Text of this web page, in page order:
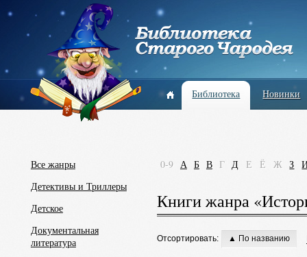
Библиотека Новинки
Все жанры
Детективы и Триллеры
Детское
Документальная
литература
0-9 А Б В Г Д Е Ё Ж З
Книги жанра
Отсортировать: ▲ По названию